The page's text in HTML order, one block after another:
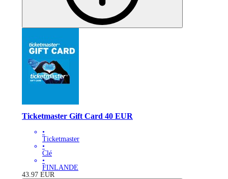
Ticketmaster Gift Card 40 EUR
•
Ticketmaster
•
Clé
•
FINLANDE
43.97 EUR